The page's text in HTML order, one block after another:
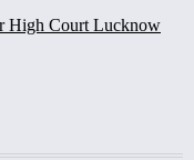
High Court Lucknow